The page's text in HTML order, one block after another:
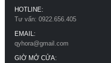
HOTLINE:
Tư vấn: 0922.656.405
EMAIL:
qyhora@gmail.com
GIỜ MỞ CỬA: